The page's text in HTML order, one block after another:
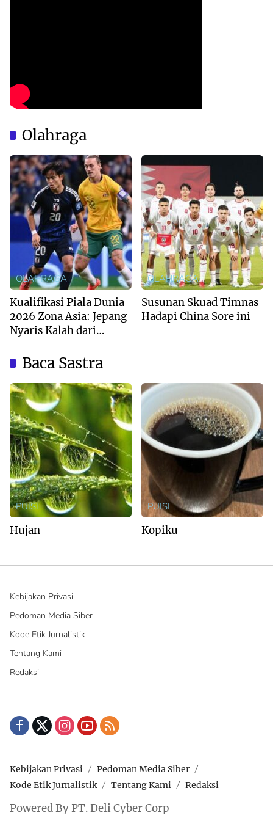
Olahraga
OLAHRAGA
Kualifikasi Piala Dunia
2026 Zona Asia: Jepang
Nyaris Kalah dari
OLAHRAGA
Susunan Skuad Timnas
Hadapi China Sore ini
Baca Sastra
PUISI
Hujan
PUISI
Kopiku
Kebijakan Privasi
Pedoman Media Siber
Kode Etik Jurnalistik
Tentang Kami
Redaksi
Kebijakan Privasi
Pedoman Media Siber
Kode Etik Jurnalistik
Tentang Kami Redaksi
Powered By PT. Deli Cyber Corp